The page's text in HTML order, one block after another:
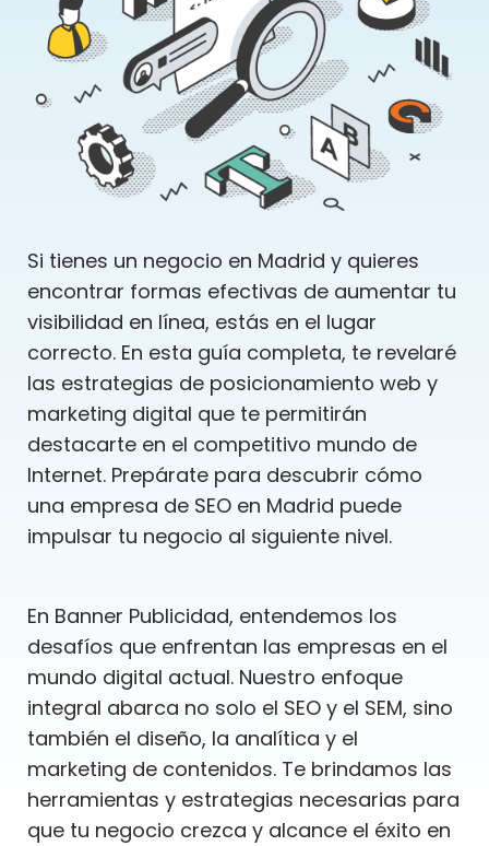
Si tienes un negocio en Madrid y quieres
encontrar formas efectivas de aumentar tu
visibilidad en línea, estás en el lugar
correcto. En esta guía completa, te revelaré
las estrategias de posicionamiento web y
marketing digital que te permitirán
destacarte en el competitivo mundo de
Internet. Prepárate para descubrir cómo
una empresa de SEO en Madrid puede
impulsar tu negocio al siguiente nivel.
En Banner Publicidad, entendemos los
desafíos que enfrentan las empresas en el
mundo digital actual. Nuestro enfoque
integral abarca no solo el SEO y el SEM, sino
también el diseño, la analítica y el
marketing de contenidos. Te brindamos las
herramientas y estrategias necesarias para
que tu negocio crezca y alcance el éxito en